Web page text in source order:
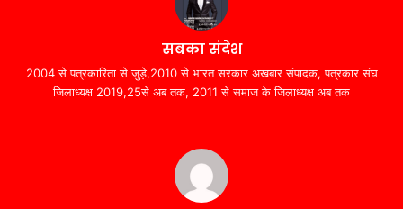
सबका संदेश
2004 से पत्रकारिता से जुड़े,2010 से भारत सरकार अखबार संपादक, पत्रकार संघ
जिलाध्यक्ष 2019,25से अब तक, 2011 से समाज के जिलाध्यक्ष अब तक